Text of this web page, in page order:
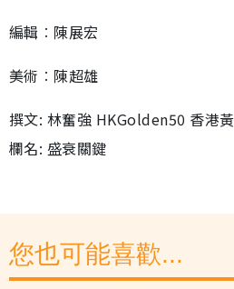
編輯︰陳展宏
美術︰陳超雄
撰文: 林奮強 HKGolden50 香港
欄名: 盛衰關鍵
您也可能喜歡...